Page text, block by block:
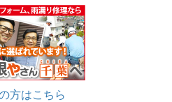
方はこちら